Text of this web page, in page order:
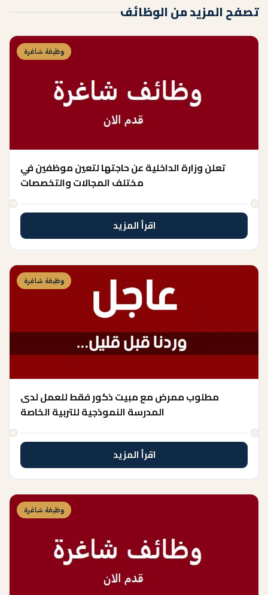
تصفح المزيد من الوظائف
وظيفة شاغرة
تعلن وزارة الداخلية عن حاجتها لتعين موظفين في
مختلف المجالات والتخصصات
اقرأ المزيد
وظيفة شاغرة
مطلوب ممرض مع مبيت ذكور فقط للعمل لدى
المدرسة النموذجية للتربية الخاصة
اقرأ المزيد
وظيفة شاغرة